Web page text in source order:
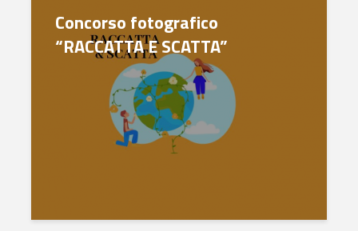
Concorso fotografico
“RACCATTA E SCATTA”